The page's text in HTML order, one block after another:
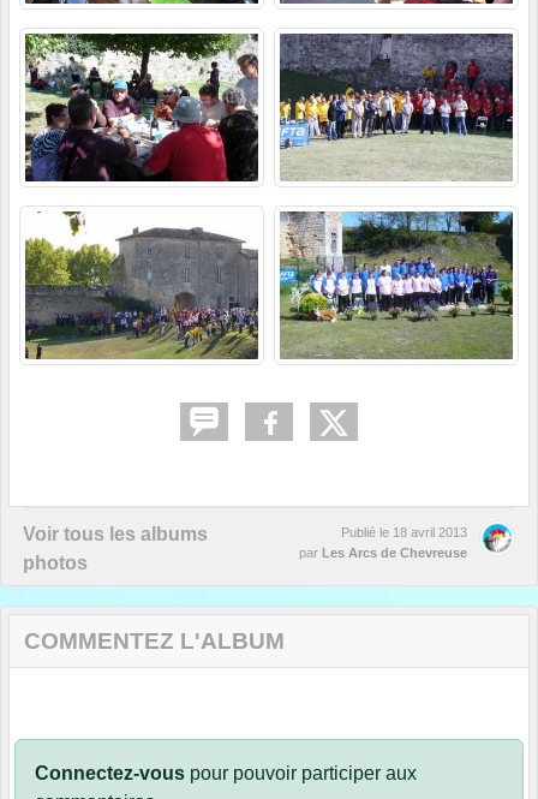
Voir tous les albums
photos
Publié le 18 avril 2013
par Les Arcs de Chevreuse
COMMENTEZ L'ALBUM
Connectez-vous pour pouvoir participer aux